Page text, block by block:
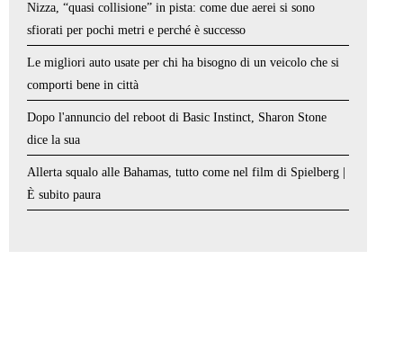
Nizza, “quasi collisione” in pista: come due aerei si sono
sfiorati per pochi metri e perché è successo
Le migliori auto usate per chi ha bisogno di un veicolo che si
comporti bene in città
Dopo l'annuncio del reboot di Basic Instinct, Sharon Stone
dice la sua
Allerta squalo alle Bahamas, tutto come nel film di Spielberg |
È subito paura